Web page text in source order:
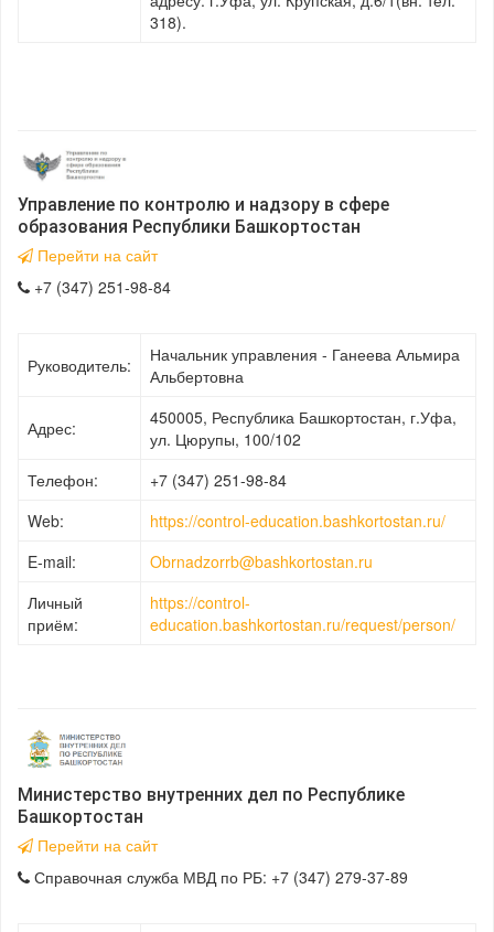
318).
Управление по контролю и надзору в сфере
образования Республики Башкортостан
Перейти на сайт
+7 (347) 251-98-84
Руководитель:
Начальник управления - Ганеева Альмира
Альбертовна
Адрес:
450005, Республика Башкортостан, г.Уфа,
ул. Цюрупы, 100/102
Телефон:
+7 (347) 251-98-84
Web:
https://control-education.bashkortostan.ru/
E-mail:
Obrnadzorrb@bashkortostan.ru
Личный
приём:
https://control-
education.bashkortostan.ru/request/person/
Министерство внутренних дел по Республике
Башкортостан
Перейти на сайт
Справочная служба МВД по РБ: +7 (347) 279-37-89